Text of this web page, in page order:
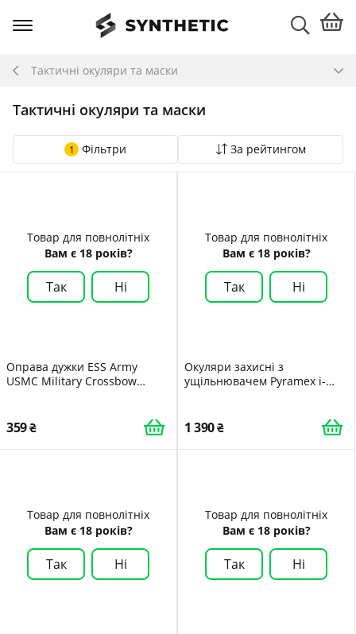
Тактичні окуляри та маски
Тактичні окуляри та маски
1 Фільтри За рейтингом
Товар для повнолітніх
Вам є 18 років?
Так Ні
Оправа дужки ESS Army
USMC Military Crossbow
359
Товар для повнолітніх
Вам є 18 років?
Так Ні
Окуляри захисні з
ущільнювачем Pyramex i-
напівтемні
1 390
Товар для повнолітніх
Вам є 18 років?
Так Ні
Товар для повнолітніх
Вам є 18 років?
Так Ні